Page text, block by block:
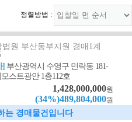
정렬방법 :
법원 부산동부지원 경매1계
] 부산광역시 수영구 민락동 181-
스트광안 1층112호
1,428,000,000원
(34%)489,804,000원
는 경매물건입니다